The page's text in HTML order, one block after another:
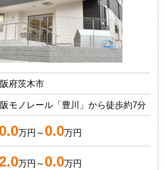
府茨木市
モノレール「豊川」から徒歩約7分
万円～ 0.0万円
万円～ 0.0万円